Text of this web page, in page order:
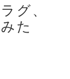
グ、
た